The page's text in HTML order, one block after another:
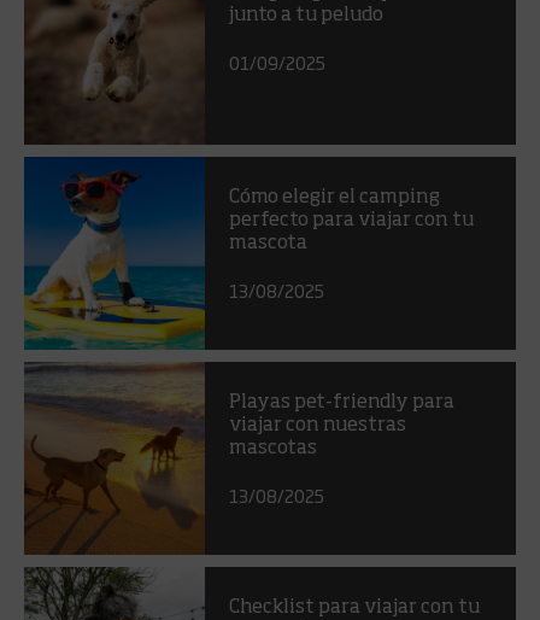
junto a tu peludo
01/09/2025
Cómo elegir el camping
perfecto para viajar con tu
mascota
13/08/2025
Playas pet-friendly para
viajar con nuestras
mascotas
13/08/2025
Checklist para viajar con tu